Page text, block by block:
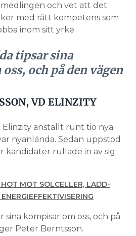
och vet att det
med rätt kompetens som
inom sitt yrke.
tipsar sina
och på den vägen
VD ELINZITY
Elinzity anställt runt tio nya
nyanlända. Sedan uppstod
kandidater rullade in av sig
HOT MOT SOL­CELLER, LADD­
sina kompisar om oss, och på
Peter Berntsson.